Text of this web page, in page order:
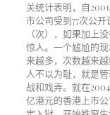
关统计表明，自2001
市公司受到77次公开
（次），如果加上
惊人。一个尴尬的
来越多，次数越来
人不以为耻，就是
战和戏弄。就在2004
亿港元的香港上市